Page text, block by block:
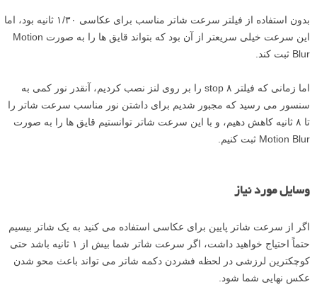
بدون استفاده از فیلتر سرعت شاتر مناسب برای عکاسی ۱/۳۰ ثانیه بود، اما
این سرعت خیلی سریعتر از آن بود که بتواند قایق ها را به صورت Motion
Blur ثبت کند.
اما زمانی که فیلتر ۸ stop را بر روی لنز نصب کردیم، آنقدر نور کمی به
سنسور می رسید که مجبور شدیم برای داشتن نور مناسب سرعت شاتر را
تا ۸ ثانیه کاهش دهیم، و با این سرعت شاتر توانستیم قایق ها را به صورت
Motion Blur ثبت کنیم.
وسایل مورد نیاز
اگر از سرعت شاتر پایین برای عکاسی استفاده می کنید به یک شاتر بیسیم
حتماً احتیاج خواهید داشت، اگر سرعت شاتر شما بیش از ۱ ثانیه باشد حتی
کوچکترین لرزشی در لحظه فشردن دکمه شاتر می تواند باعث محو شدن
عکس نهایی شما شود.